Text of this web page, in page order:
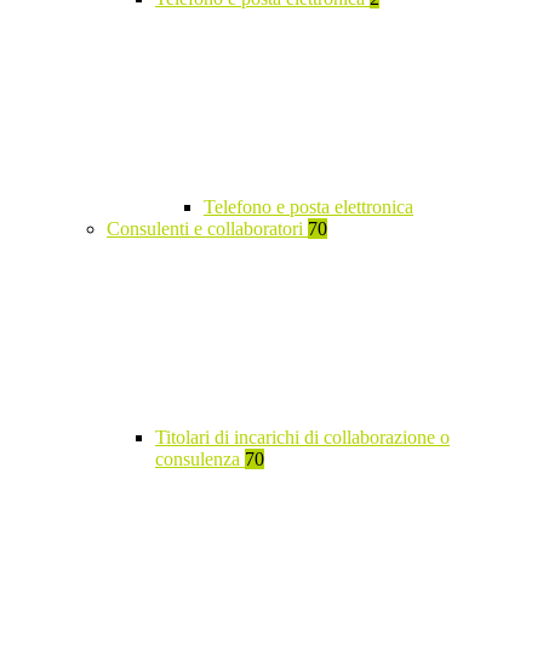
Telefono e posta elettronica
Consulenti e collaboratori 70
Titolari di incarichi di collaborazione o
consulenza 70